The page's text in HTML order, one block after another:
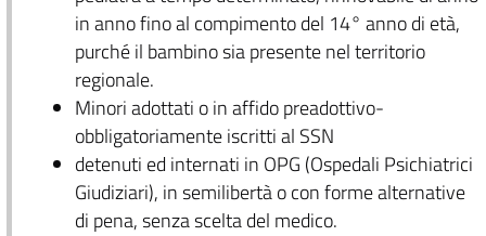
in anno fino al compimento del 14° anno di età,
purché il bambino sia presente nel territorio
regionale.
Minori adottati o in affido preadottivo-
obbligatoriamente iscritti al SSN
detenuti ed internati in OPG (Ospedali Psichiatrici
Giudiziari), in semilibertà o con forme alternative
di pena, senza scelta del medico.